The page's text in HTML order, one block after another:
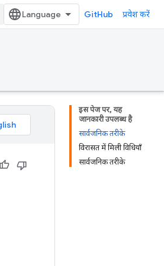
GitHub प्रवेश करें
इस पेज पर, यह
जानकारी उपलब्ध है
सार्वजनिक तरीके
विरासत में मिली विधियाँ
सार्वजनिक तरीके